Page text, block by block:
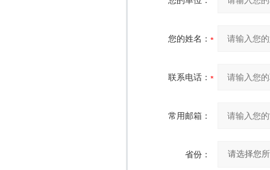
您的姓名：
联系电话：
常用邮箱：
省份：